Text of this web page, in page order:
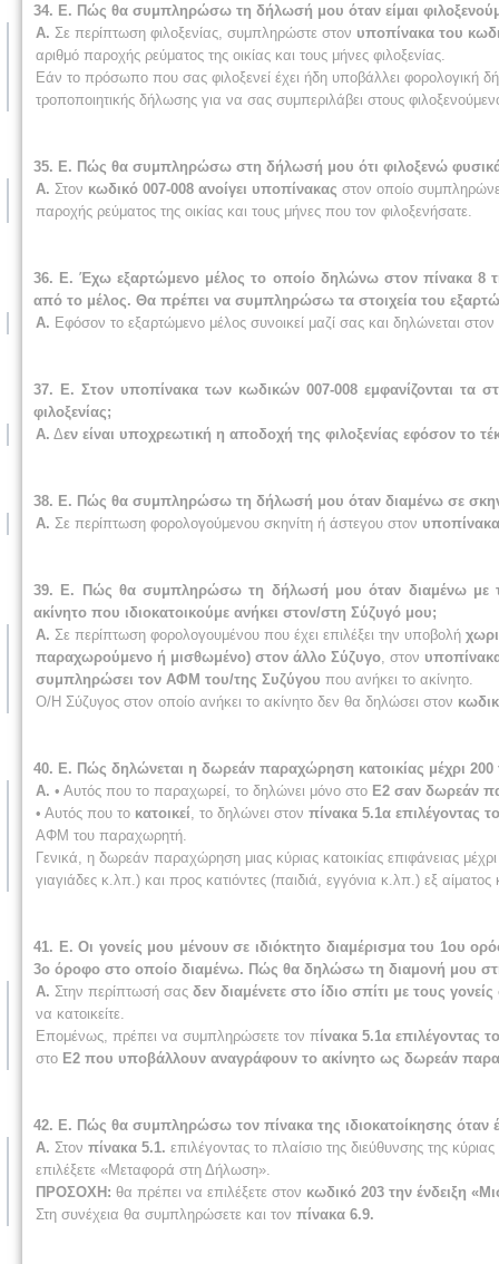
34. Ε. Πώς θα συμπληρώσω τη δήλωσή μου όταν είμαι
Α. Σε περίπτωση φιλοξενίας, συμπληρώστε στον υποπίνακα του
αριθμό παροχής ρεύματος της οικίας και τους μήνες φιλοξενίας.
Εάν το πρόσωπο που σας φιλοξενεί έχει ήδη υποβάλλει φορολογική
τροποποιητικής δήλωσης για να σας συμπεριλάβει στους
35. Ε. Πώς θα συμπληρώσω στη δήλωσή μου ότι φιλοξενώ
Α. Στον κωδικό 007-008 ανοίγει υποπίνακας στον οποίο
παροχής ρεύματος της οικίας και τους μήνες που τον φιλοξενήσατε.
36. Ε. Έχω εξαρτώμενο μέλος το οποίο δηλώνω στον πίνακα
από το μέλος. Θα πρέπει να συμπληρώσω τα στοιχεία του
Α. Εφόσον το εξαρτώμενο μέλος συνοικεί μαζί σας και δηλώνεται στον
37. Ε. Στον υποπίνακα των κωδικών 007-008 εμφανίζονται τα
φιλοξενίας;
Α. Δεν είναι υποχρεωτική η αποδοχή της φιλοξενίας εφόσον το
38. Ε. Πώς θα συμπληρώσω τη δήλωσή μου όταν διαμένω σε
Α. Σε περίπτωση φορολογούμενου σκηνίτη ή άστεγου στον
39. Ε. Πώς θα συμπληρώσω τη δήλωσή μου όταν διαμένω με
ακίνητο που ιδιοκατοικούμε ανήκει στον/στη Σύζυγό μου;
Α. Σε περίπτωση φορολογουμένου που έχει επιλέξει την υποβολή
παραχωρούμενο ή μισθωμένο) στον άλλο Σύζυγο , στον
συμπληρώσει τον ΑΦΜ του/της Συζύγου που ανήκει το ακίνητο.
Ο/Η Σύζυγος στον οποίο ανήκει το ακίνητο δεν θα δηλώσει στον
40. Ε. Πώς δηλώνεται η δωρεάν παραχώρηση κατοικίας μέχρι 200
Α. • Αυτός που το παραχωρεί, το δηλώνει μόνο στο Ε2 σαν δωρεάν
• Αυτός που το κατοικεί , το δηλώνει στον πίνακα 5.1α επιλέγοντας
ΑΦΜ του παραχωρητή.
Γενικά, η δωρεάν παραχώρηση μιας κύριας κατοικίας επιφάνειας
γιαγιάδες κ.λπ.) και προς κατιόντες (παιδιά, εγγόνια κ.λπ.) εξ αίματος
41. Ε. Οι γονείς μου μένουν σε ιδιόκτητο διαμέρισμα του 1ου
3ο όροφο στο οποίο διαμένω. Πώς θα δηλώσω τη διαμονή μου
Α. Στην περίπτωσή σας δεν διαμένετε στο ίδιο σπίτι με τους
να κατοικείτε.
Επομένως, πρέπει να συμπληρώσετε τον πίνακα 5.1α επιλέγοντας
στο Ε2 που υποβάλλουν αναγράφουν το ακίνητο ως δωρεάν
42. Ε. Πώς θα συμπληρώσω τον πίνακα της ιδιοκατοίκησης όταν
Α. Στον πίνακα 5.1. επιλέγοντας το πλαίσιο της διεύθυνσης της
επιλέξετε «Μεταφορά στη Δήλωση».
ΠΡΟΣΟΧΗ: θα πρέπει να επιλέξετε στον κωδικό 203 την ένδειξη
Στη συνέχεια θα συμπληρώσετε και τον πίνακα 6.9.